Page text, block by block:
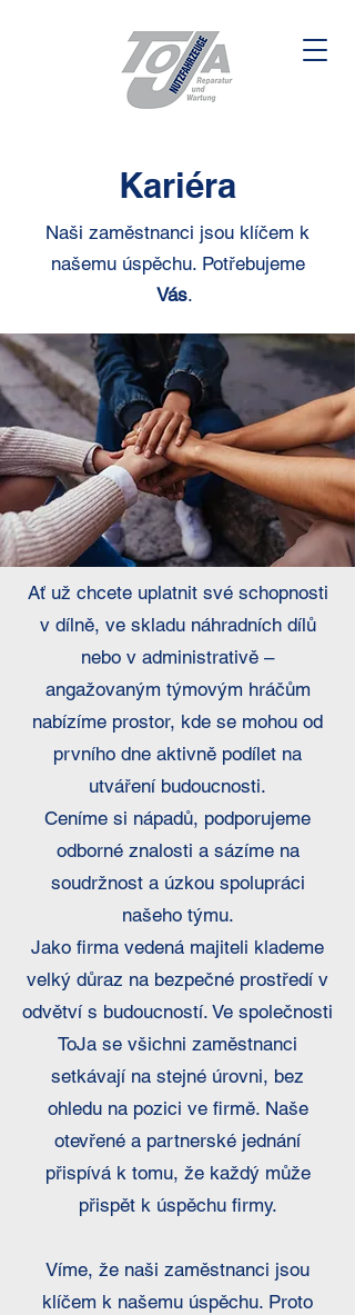
Kariéra
Naši zaměstnanci jsou klíčem k
našemu úspěchu. Potřebujeme
Vás.
Ať už chcete uplatnit své schopnosti
v dílně, ve skladu náhradních dílů
nebo v administrativě –
angažovaným týmovým hráčům
nabízíme prostor, kde se mohou od
prvního dne aktivně podílet na
utváření budoucnosti.
Ceníme si nápadů, podporujeme
odborné znalosti a sázíme na
soudržnost a úzkou spolupráci
našeho týmu.
Jako firma vedená majiteli klademe
velký důraz na bezpečné prostředí v
odvětví s budoucností. Ve společnosti
ToJa se všichni zaměstnanci
setkávají na stejné úrovni, bez
ohledu na pozici ve firmě. Naše
otevřené a partnerské jednání
přispívá k tomu, že každý může
přispět k úspěchu firmy.
Víme, že naši zaměstnanci jsou
klíčem k našemu úspěchu. Proto